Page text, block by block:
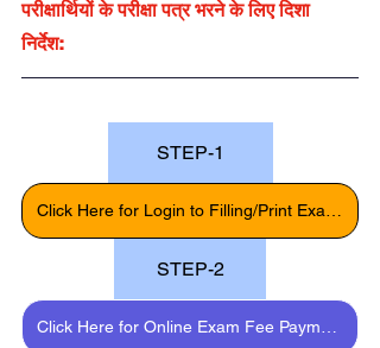
परीक्षार्थियों के परीक्षा पत्र भरने के लिए दिशा
निर्देश:
STEP-1
STEP-2